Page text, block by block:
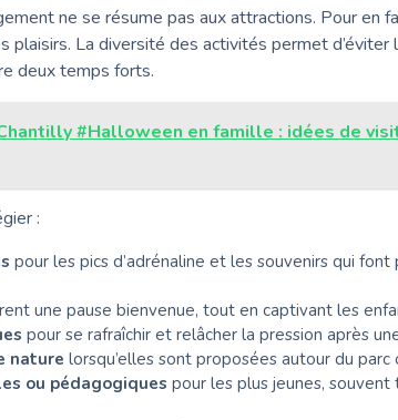
ne se résume pas aux attractions. Pour en
plaisirs. La diversité des activités permet
deux temps forts.
#Halloween en famille : idées de
:
pour les pics d’adrénaline et les souvenirs qui
une pause bienvenue, tout en captivant les
pour se rafraîchir et relâcher la pression après
nature lorsqu’elles sont proposées autour du parc
ou pédagogiques pour les plus jeunes,